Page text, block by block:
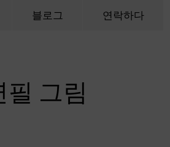
블로그 연락하다
그림